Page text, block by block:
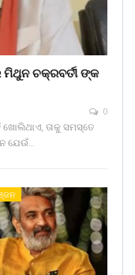
ଚକ୍ରବର୍ତୀ ଙ୍କ
0
ତାକୁ ସମସ୍ତେ
ଯେଉଁ…